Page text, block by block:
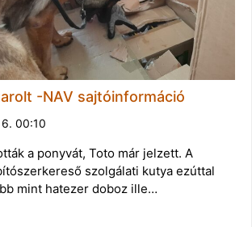
-NAV sajtóinformáció
00:10
a ponyvát, Toto már jelzett. A
szolgálati kutya ezúttal
mint hatezer doboz ille…